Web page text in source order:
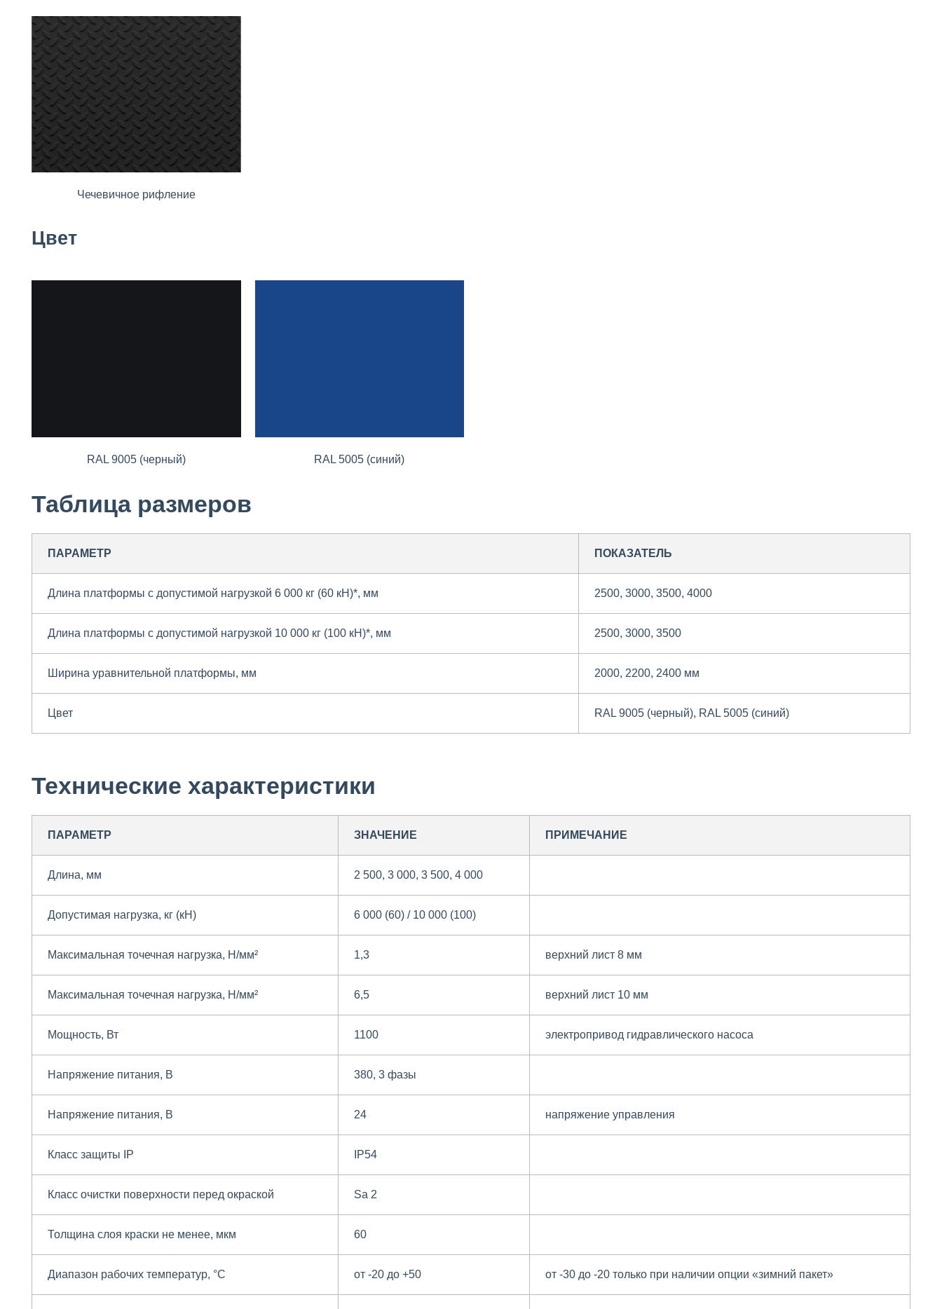
Чечевичное рифление
Цвет
RAL 9005 (черный) RAL 5005 (синий)
Таблица размеров
ПАРАМЕТР ПОКАЗАТЕЛЬ
Длина платформы с допустимой нагрузкой 6 000 кг (60 кН)*, мм 2500, 3000, 3500, 4000
Длина платформы с допустимой нагрузкой 10 000 кг (100 кН)*, мм 2500, 3000, 3500
Ширина уравнительной платформы, мм 2000, 2200, 2400 мм
Цвет RAL 9005 (черный), RAL 5005 (синий)
Технические характеристики
ПАРАМЕТР ЗНАЧЕНИЕ ПРИМЕЧАНИЕ
Длина, мм 2 500, 3 000, 3 500, 4 000
Допустимая нагрузка, кг (кН) 6 000 (60) / 10 000 (100)
Максимальная точечная нагрузка, Н/мм² 1,3 верхний лист 8 мм
Максимальная точечная нагрузка, Н/мм² 6,5 верхний лист 10 мм
Мощность, Вт 1100 электропривод гидравлического насоса
Напряжение питания, В 380, 3 фазы
Напряжение питания, В 24 напряжение управления
Класс защиты IP IP54
Класс очистки поверхности перед окраской Sa 2
Толщина слоя краски не менее, мкм 60
Диапазон рабочих температур, °С от -20 до +50 от -30 до -20 только при наличии опции «зимний пакет»